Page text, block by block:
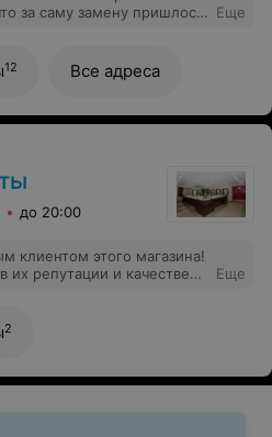
за саму замену пришлось
ещё девушка не
(хотя поставить его
цену "за всё".
Еще
12 Все адреса
до 20:00
клиентом этого магазина!
их репутации и качестве
приятная
Советую!
Еще
2